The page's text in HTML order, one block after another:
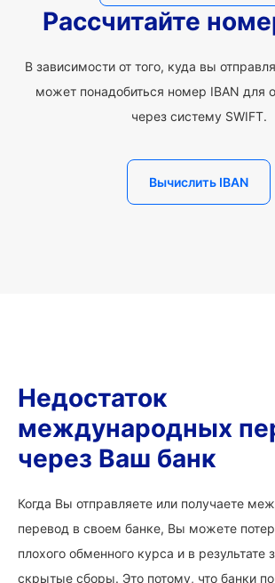
Рассчитайте
В зависимости от того, куда вы
может понадобиться номер IBAN для
через систему SWIFT.
Вычислить IBAN
Недостаток
международных
через Ваш банк
Когда Вы отправляете или получаете
перевод в своем банке, Вы можете
плохого обменного курса и в результате
скрытые сборы. Это потому, что банки